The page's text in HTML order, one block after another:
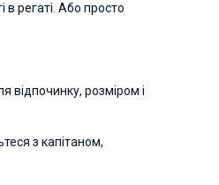
регаті. Або просто
розміром і
з капітаном,